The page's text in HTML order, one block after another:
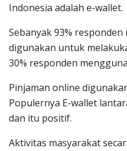
Indonesia adalah e-wallet.
Sebanyak 93%
digunakan untuk
30% responden
Pinjaman online
Populernya E-wallet
dan itu positif.
Aktivitas masyarakat